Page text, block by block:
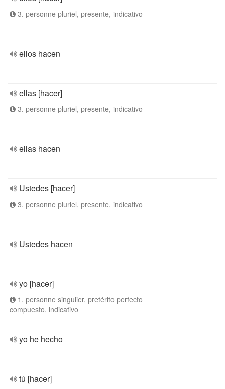
3. personne pluriel, presente, indicativo
ellos hacen
ellas [hacer]
3. personne pluriel, presente, indicativo
ellas hacen
Ustedes [hacer]
3. personne pluriel, presente, indicativo
Ustedes hacen
yo [hacer]
1. personne singulier, pretérito perfecto
compuesto, indicativo
yo he hecho
tú [hacer]